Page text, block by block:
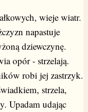
wieje wiatr.
napastuje
dziewczynę.
opór - strzelają.
robi jej zastrzyk.
strzela,
Upadam udając